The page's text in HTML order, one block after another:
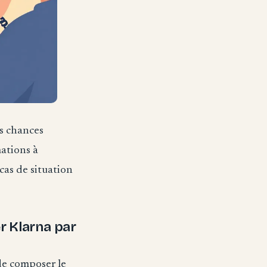
chances
à
de situation
Klarna par
composer le